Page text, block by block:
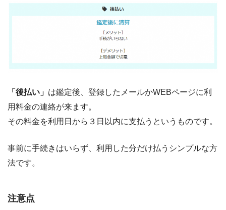
「後払い」 は鑑定後、登録したメールかWEBページに利
用料金の連絡が来ます。
その料金を利用日から３日以内に支払うというものです。
事前に手続きはいらず、利用した分だけ払うシンプルな方
法です。
注意点